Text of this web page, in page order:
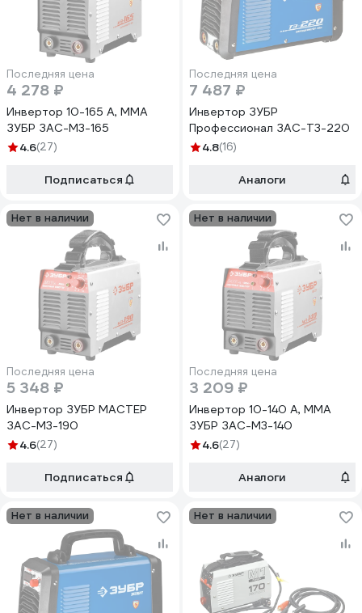
Последняя цена
4 278 ₽
Инвертор 10-165 А, ММА
ЗУБР ЗАС-М3-165
4.6(27)
Подписаться
Последняя цена
7 487 ₽
Инвертор ЗУБР
Профессионал ЗАС-Т3-220
4.8(16)
Аналоги
Нет в наличии
Последняя цена
5 348 ₽
Инвертор ЗУБР МАСТЕР
ЗАС-М3-190
4.6(27)
Подписаться
Нет в наличии
Последняя цена
3 209 ₽
Инвертор 10-140 А, ММА
ЗУБР ЗАС-М3-140
4.6(27)
Аналоги
Нет в наличии Нет в наличии